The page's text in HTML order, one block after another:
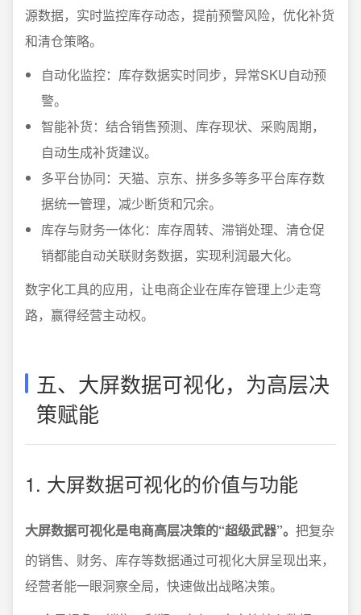
源数据，实时监控库存动态，提前预警风险，优化补货
和清仓策略。
自动化监控：库存数据实时同步，异常SKU自动预
警。
智能补货：结合销售预测、库存现状、采购周期，
自动生成补货建议。
多平台协同：天猫、京东、拼多多等多平台库存数
据统一管理，减少断货和冗余。
库存与财务一体化：库存周转、滞销处理、清仓促
销都能自动关联财务数据，实现利润最大化。
数字化工具的应用，让电商企业在库存管理上少走弯
路，赢得经营主动权。
五、大屏数据可视化，为高层决
策赋能
1. 大屏数据可视化的价值与功能
大屏数据可视化是电商高层决策的“超级武器”。 把复杂
的销售、财务、库存等数据通过可视化大屏呈现出来，
经营者能一眼洞察全局，快速做出战略决策。